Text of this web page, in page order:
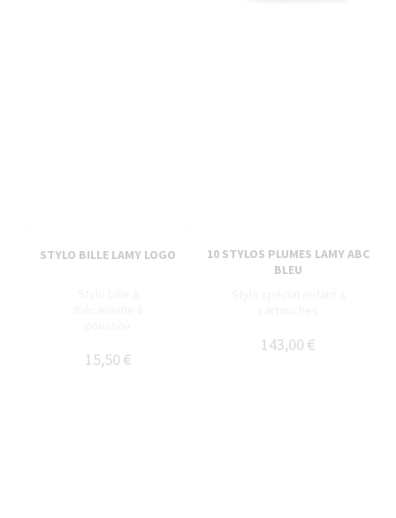
STYLO BILLE LAMY LOGO
15,50 €
10 STYLOS PLUMES LAMY ABC
BLEU
143,00 €